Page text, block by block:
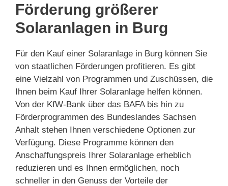
Förderung größerer
Solaranlagen in Burg
Für den Kauf einer Solaranlage in Burg können Sie
von staatlichen Förderungen profitieren. Es gibt
eine Vielzahl von Programmen und Zuschüssen, die
Ihnen beim Kauf Ihrer Solaranlage helfen können.
Von der KfW-Bank über das BAFA bis hin zu
Förderprogrammen des Bundeslandes Sachsen
Anhalt stehen Ihnen verschiedene Optionen zur
Verfügung. Diese Programme können den
Anschaffungspreis Ihrer Solaranlage erheblich
reduzieren und es Ihnen ermöglichen, noch
schneller in den Genuss der Vorteile der